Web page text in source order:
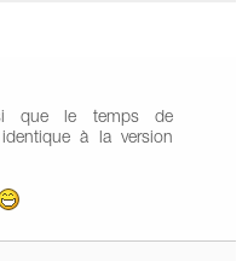
que le temps de
à la version